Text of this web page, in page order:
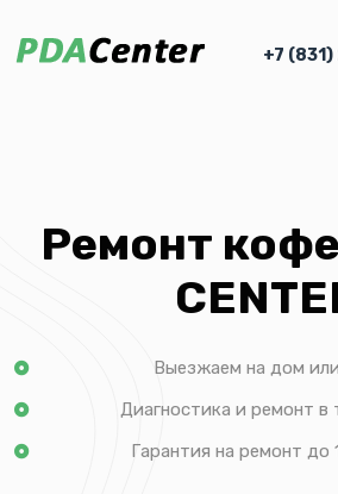
+7
Ремонт
Выезжаем на дом
Диагностика и ремонт в
Гарантия на ремонт до